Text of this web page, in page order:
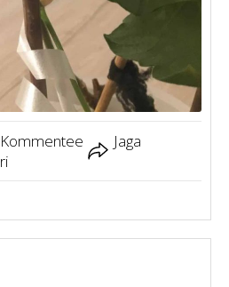
Kommentee
ri
Jaga